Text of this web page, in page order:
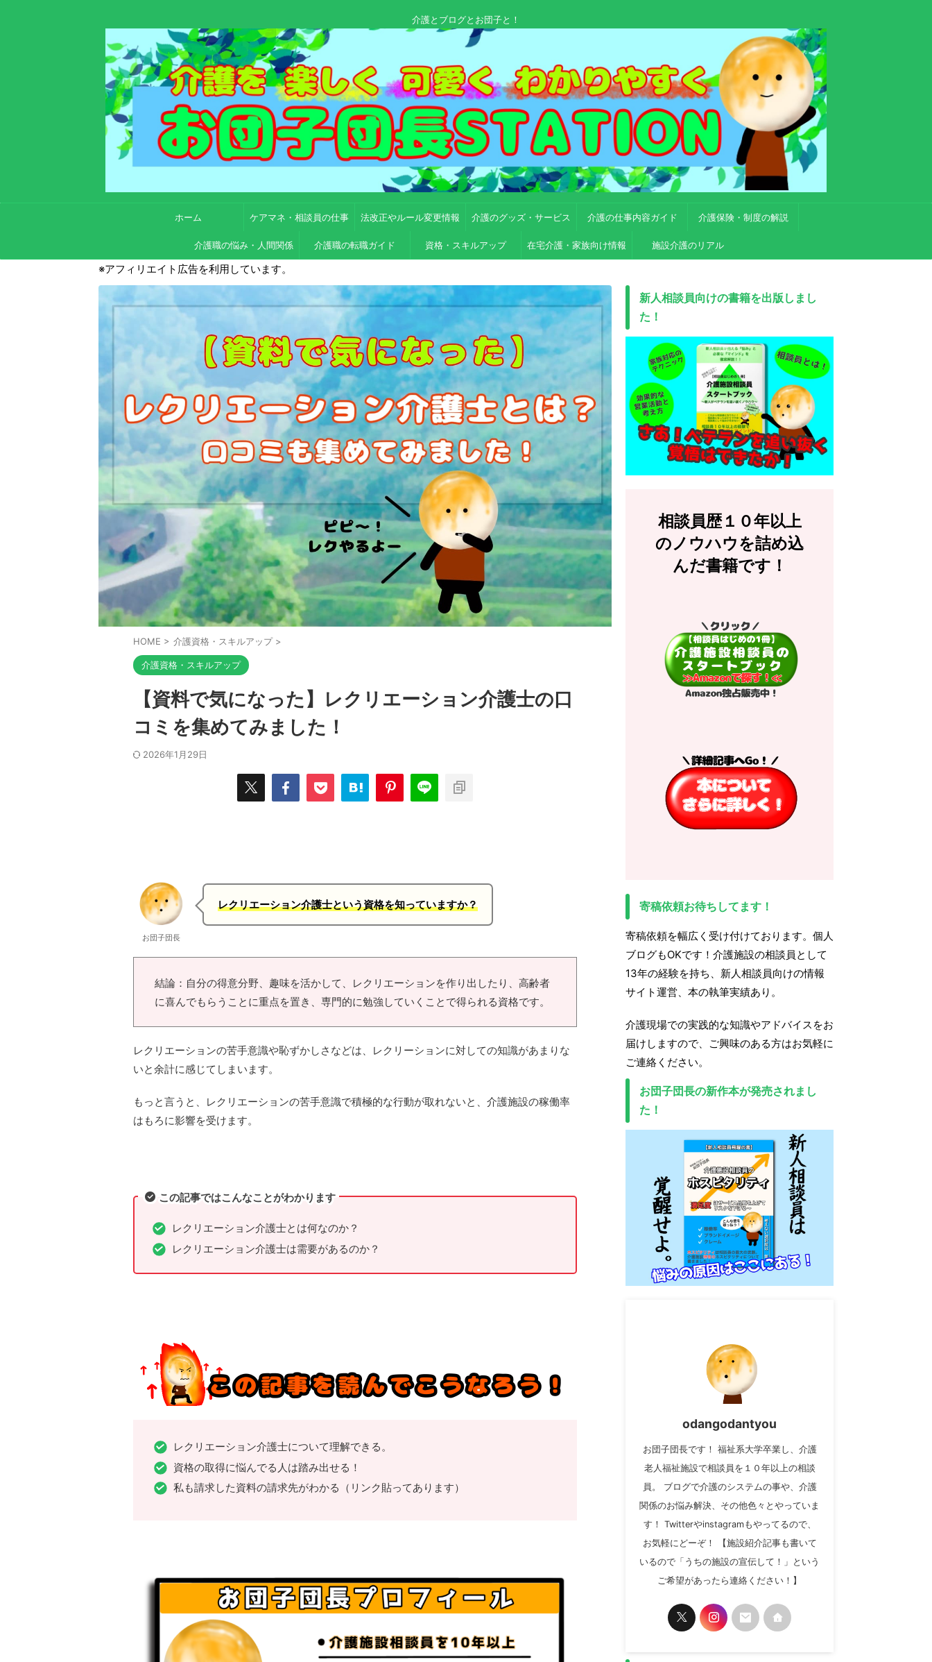
介護とブログとお団子と！
ホーム ケアマネ・相談員の仕事 法改正やルール変更情報 介護のグッズ・サービス 介護の仕事内容ガイド 介護保険・制度の解説
介護職の悩み・人間関係 介護職の転職ガイド 資格・スキルアップ 在宅介護・家族向け情報 施設介護のリアル
※アフィリエイト広告を利用しています。
HOME > 介護資格・スキルアップ >
介護資格・スキルアップ
【資料で気になった】レクリエーション介護士の口
コミを集めてみました！
2026年1月29日
お団子団長
レクリエーション介護士という資格を知っていますか？
結論：自分の得意分野、趣味を活かして、レクリエーションを作り出したり、高齢者
に喜んでもらうことに重点を置き、専門的に勉強していくことで得られる資格です。
レクリエーションの苦手意識や恥ずかしさなどは、レクリーションに対しての知識があまりな
いと余計に感じてしまいます。
もっと言うと、レクリエーションの苦手意識で積極的な行動が取れないと、介護施設の稼働率
はもろに影響を受けます。
この記事ではこんなことがわかります
レクリエーション介護士とは何なのか？
レクリエーション介護士は需要があるのか？
レクリエーション介護士について理解できる。
資格の取得に悩んでる人は踏み出せる！
私も請求した資料の請求先がわかる（リンク貼ってあります）
新人相談員向けの書籍を出版しまし
た！
相談員歴１０年以上
のノウハウを詰め込
んだ書籍です！
寄稿依頼お待ちしてます！
寄稿依頼を幅広く受け付けております。個人
ブログもOKです！介護施設の相談員として
13年の経験を持ち、新人相談員向けの情報
サイト運営、本の執筆実績あり。
介護現場での実践的な知識やアドバイスをお
届けしますので、ご興味のある方はお気軽に
ご連絡ください。
お団子団長の新作本が発売されまし
た！
odangodantyou
お団子団長です！ 福祉系大学卒業し、介護
老人福祉施設で相談員を１０年以上の相談
員。 ブログで介護のシステムの事や、介護
関係のお悩み解決、その他色々とやっていま
す！ Twitterやinstagramもやってるので、
お気軽にどーぞ！ 【施設紹介記事も書いて
いるので「うちの施設の宣伝して！」という
ご希望があったら連絡ください！】